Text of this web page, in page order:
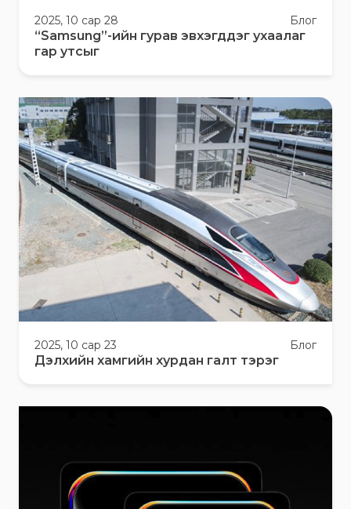
2025, 10 сар 28 Блог
“Samsung”-ийн гурав эвхэгддэг ухаалаг
гар утсыг
2025, 10 сар 23 Блог
Дэлхийн хамгийн хурдан галт тэрэг